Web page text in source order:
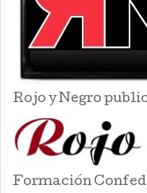
Rojo y Negro
Formación